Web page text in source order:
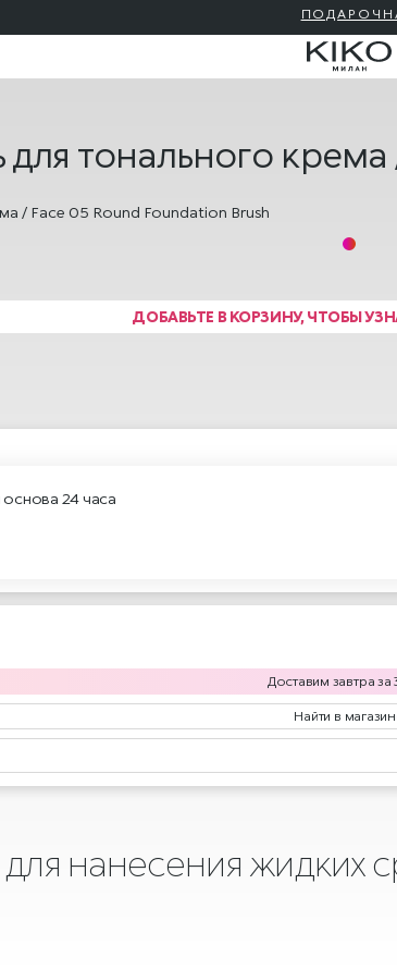
ПОДАРОЧНАЯ КАРТА KIKO
для тонального
ДОБАВЬТЕ В КОРЗИНУ, ЧТОБЫ
24 часа
Доставим завтра за
Найти в
нанесения жидких